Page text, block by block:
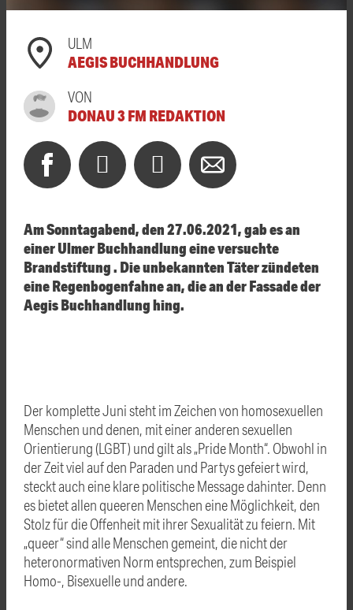
ULM
AEGIS BUCHHANDLUNG
VON
DONAU 3 FM REDAKTION
Am Sonntagabend, den 27.06.2021, gab es an
einer Ulmer Buchhandlung eine versuchte
Brandstiftung. Die unbekannten Täter zündeten
eine Regenbogenfahne an, die an der Fassade der
Aegis Buchhandlung hing.
Der komplette Juni steht im Zeichen von homosexuellen
Menschen und denen, mit einer anderen sexuellen
Orientierung (LGBT) und gilt als „Pride Month“. Obwohl in
der Zeit viel auf den Paraden und Partys gefeiert wird,
steckt auch eine klare politische Message dahinter. Denn
es bietet allen queeren Menschen eine Möglichkeit, den
Stolz für die Offenheit mit ihrer Sexualität zu feiern. Mit
„queer“ sind alle Menschen gemeint, die nicht der
heteronormativen Norm entsprechen, zum Beispiel
Homo-, Bisexuelle und andere.